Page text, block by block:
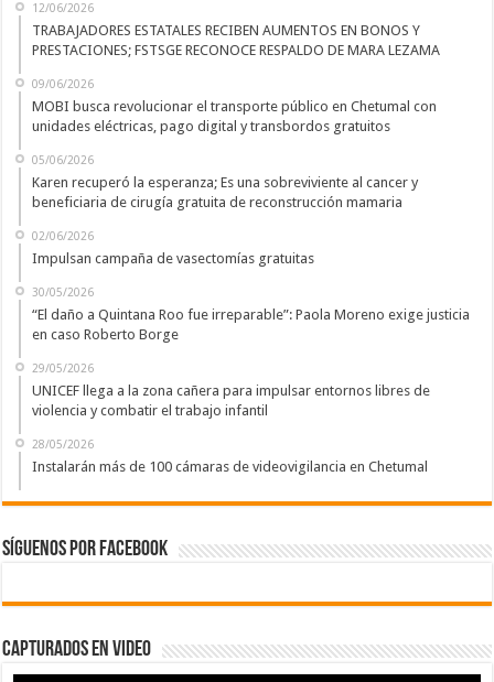
12/06/2026
TRABAJADORES ESTATALES RECIBEN AUMENTOS EN BONOS Y
PRESTACIONES; FSTSGE RECONOCE RESPALDO DE MARA LEZAMA
09/06/2026
MOBI busca revolucionar el transporte público en Chetumal con
unidades eléctricas, pago digital y transbordos gratuitos
05/06/2026
Karen recuperó la esperanza; Es una sobreviviente al cancer y
beneficiaria de cirugía gratuita de reconstrucción mamaria
02/06/2026
Impulsan campaña de vasectomías gratuitas
30/05/2026
“El daño a Quintana Roo fue irreparable”: Paola Moreno exige justicia
en caso Roberto Borge
29/05/2026
UNICEF llega a la zona cañera para impulsar entornos libres de
violencia y combatir el trabajo infantil
28/05/2026
Instalarán más de 100 cámaras de videovigilancia en Chetumal
Síguenos por Facebook
Capturados en Video